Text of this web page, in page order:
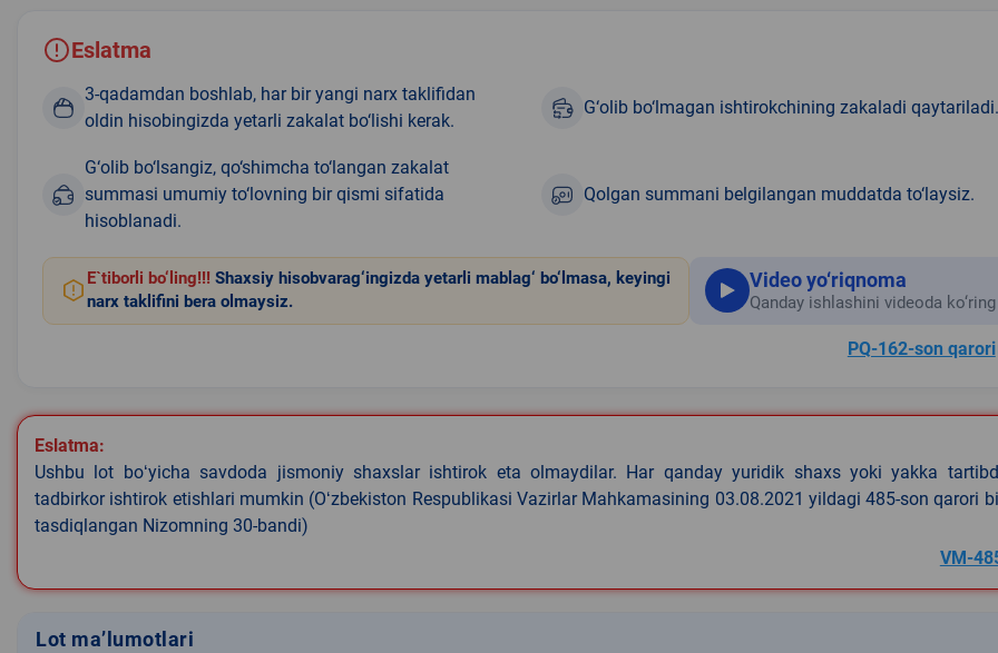
1
Eslatma
3-qadamdan boshlab, har bir yangi narx taklifidan
oldin hisobingizda yetarli zakalat bo‘lishi kerak.
G‘olib bo‘lmagan ishtirokchining zakaladi qaytariladi.
G‘olib bo‘lsangiz, qo‘shimcha to‘langan zakalat
summasi umumiy to‘lovning bir qismi sifatida
hisoblanadi.
Qolgan summani belgilangan muddatda to‘laysiz.
E`tiborli bo‘ling!!! Shaxsiy hisobvarag‘ingizda yetarli mablag‘ bo‘lmasa, keyingi
narx taklifini bera olmaysiz.
Video yo‘riqnoma
Qanday ishlashini videoda ko‘ring
PQ-162-son qarori
Eslatma:
Ushbu lot boʻyicha savdoda jismoniy shaxslar ishtirok eta olmaydilar. Har qanday yuridik shaxs yoki yakka
tadbirkor ishtirok etishlari mumkin (Oʻzbekiston Respublikasi Vazirlar Mahkamasining 03.08.2021 yildagi 485-son qarori
tasdiqlangan Nizomning 30-bandi)
VM-
Lot ma’lumotlari